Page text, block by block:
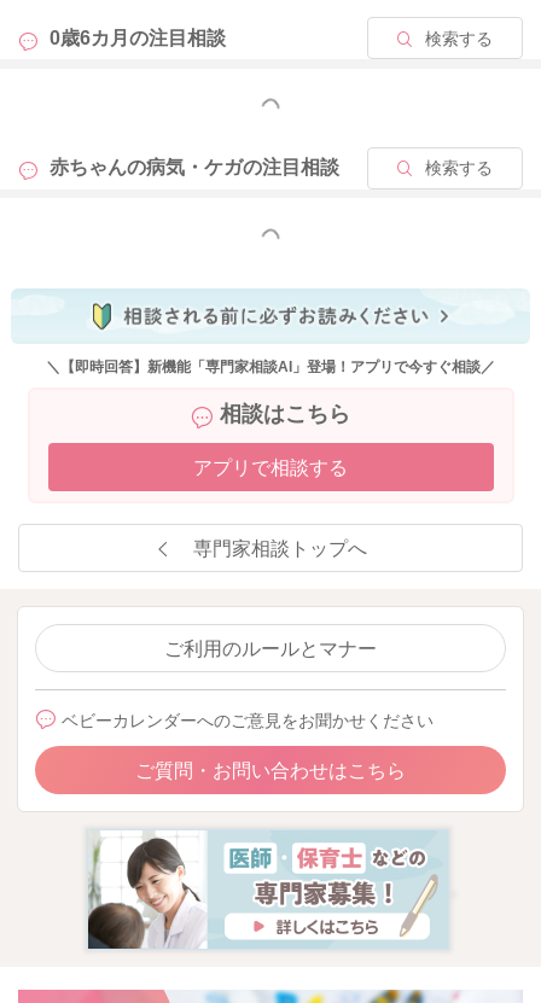
②離乳食は中断した方が良いでしょうか。それとも、10倍がゆ
⇨一旦ウンチの性状が変化すると、2.3週間はウンチの下痢っぽ
また離乳食は消化のよい状態の形状で赤ちゃんが食べますか
③下痢が続く間のお出かけについてです。
けしても問題ないでしょうか？
おでかけは午前に〜2時間程度、お買い物や児童館に普段行って
おります。気をつけるポイントがあれば教えていただきたいて
よろしくお願いします🙇‍♂️
2025/12/9 22:36
0歳6カ月の注目相談 検索する
もっと見る
赤ちゃんの病気・ケガの注目相談 検索する
もっと見る
＼【即時回答】新機能「専門家相談AI」登場！アプリで今すぐ相談／
相談はこちら
アプリで相談する
専門家相談トップへ
ご利用のルールとマナー
ベビーカレンダーへのご意見をお聞かせください
ご質問・お問い合わせはこちら